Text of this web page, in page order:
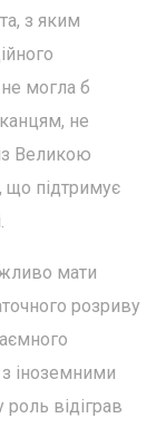
з яким
могла б
не
Великою
підтримує
мати
розриву
іноземними
відіграв